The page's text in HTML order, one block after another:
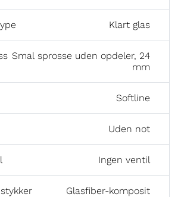
Klart glas
Smal sprosse uden opdeler, 24
mm
Softline
Uden not
Ingen ventil
Glasfiber-komposit